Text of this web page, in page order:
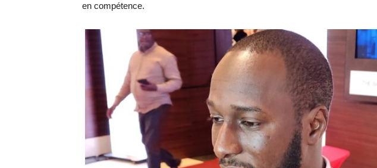
en compétence.